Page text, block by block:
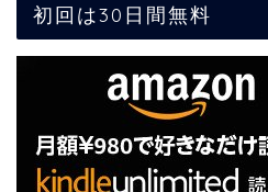
初回は30日間無料